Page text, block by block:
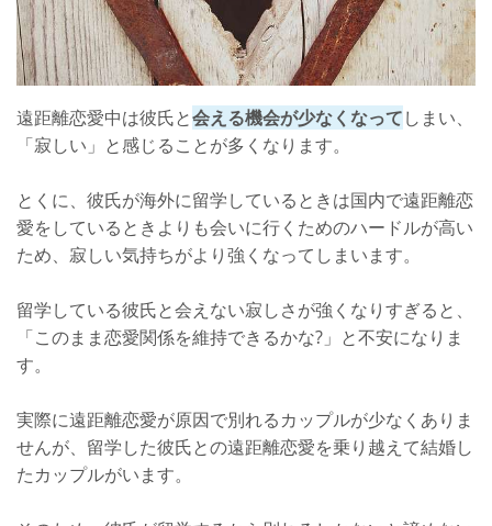
遠距離恋愛中は彼氏と会える機会が少なくなってしまい、
「寂しい」と感じることが多くなります。
とくに、彼氏が海外に留学しているときは国内で遠距離恋
愛をしているときよりも会いに行くためのハードルが高い
ため、寂しい気持ちがより強くなってしまいます。
留学している彼氏と会えない寂しさが強くなりすぎると、
「このまま恋愛関係を維持できるかな?」と不安になりま
す。
実際に遠距離恋愛が原因で別れるカップルが少なくありま
せんが、留学した彼氏との遠距離恋愛を乗り越えて結婚し
たカップルがいます。